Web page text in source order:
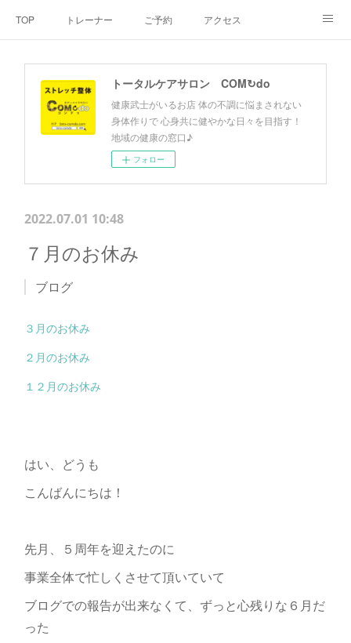
TOP トレーナー ご予約 アクセス
お客様の声
トータルケアサロン COM↻do
健康武士がいるお店 体の不調に悩まされない
身体作りで 心身共に健やかな日々を目指す！
地域の健康の窓口♪
フォロー
2022.07.01 10:48
７月のお休み
ブログ
３月のお休み
２月のお休み
１２月のお休み
はい、どうも
こんばんにちは！
先月、５周年を迎えたのに
事業全体で忙しくさせて頂いていて
ブログでの報告が出来なくて、ずっと心残りな６月だ
った